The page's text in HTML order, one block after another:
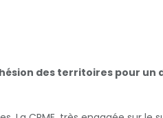
des territoires pour un